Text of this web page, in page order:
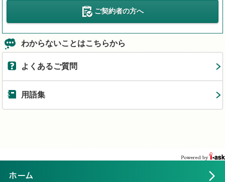
ご契約者の方へ
わからないことはこちらから
よくあるご質問
用語集
ホーム